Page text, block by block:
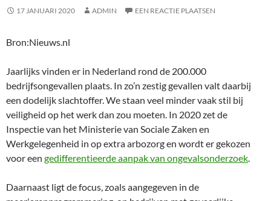
17 JANUARI 2020 ADMIN EEN REACTIE PLAATSEN
Bron:Nieuws.nl
Jaarlijks vinden er in Nederland rond de 200.000
bedrijfsongevallen plaats. In zo’n zestig gevallen valt daarbij
een dodelijk slachtoffer. We staan veel minder vaak stil bij
veiligheid op het werk dan zou moeten. In 2020 zet de
Inspectie van het Ministerie van Sociale Zaken en
Werkgelegenheid in op extra arbozorg en wordt er gekozen
voor een gedifferentieerde aanpak van ongevalsonderzoek.
Daarnaast ligt de focus, zoals aangegeven in de